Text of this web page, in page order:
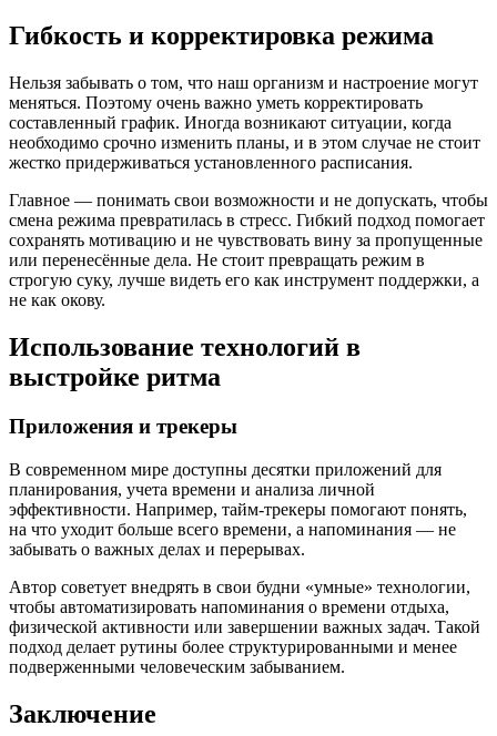
Гибкость и корректировка режима
Нельзя забывать о том, что наш организм и настроение могут
меняться. Поэтому очень важно уметь корректировать
составленный график. Иногда возникают ситуации, когда
необходимо срочно изменить планы, и в этом случае не стоит
жестко придерживаться установленного расписания.
Главное — понимать свои возможности и не допускать, чтобы
смена режима превратилась в стресс. Гибкий подход помогает
сохранять мотивацию и не чувствовать вину за пропущенные
или перенесённые дела. Не стоит превращать режим в
строгую суку, лучше видеть его как инструмент поддержки, а
не как окову.
Использование технологий в
выстройке ритма
Приложения и трекеры
В современном мире доступны десятки приложений для
планирования, учета времени и анализа личной
эффективности. Например, тайм-трекеры помогают понять,
на что уходит больше всего времени, а напоминания — не
забывать о важных делах и перерывах.
Автор советует внедрять в свои будни «умные» технологии,
чтобы автоматизировать напоминания о времени отдыха,
физической активности или завершении важных задач. Такой
подход делает рутины более структурированными и менее
подверженными человеческим забыванием.
Заключение